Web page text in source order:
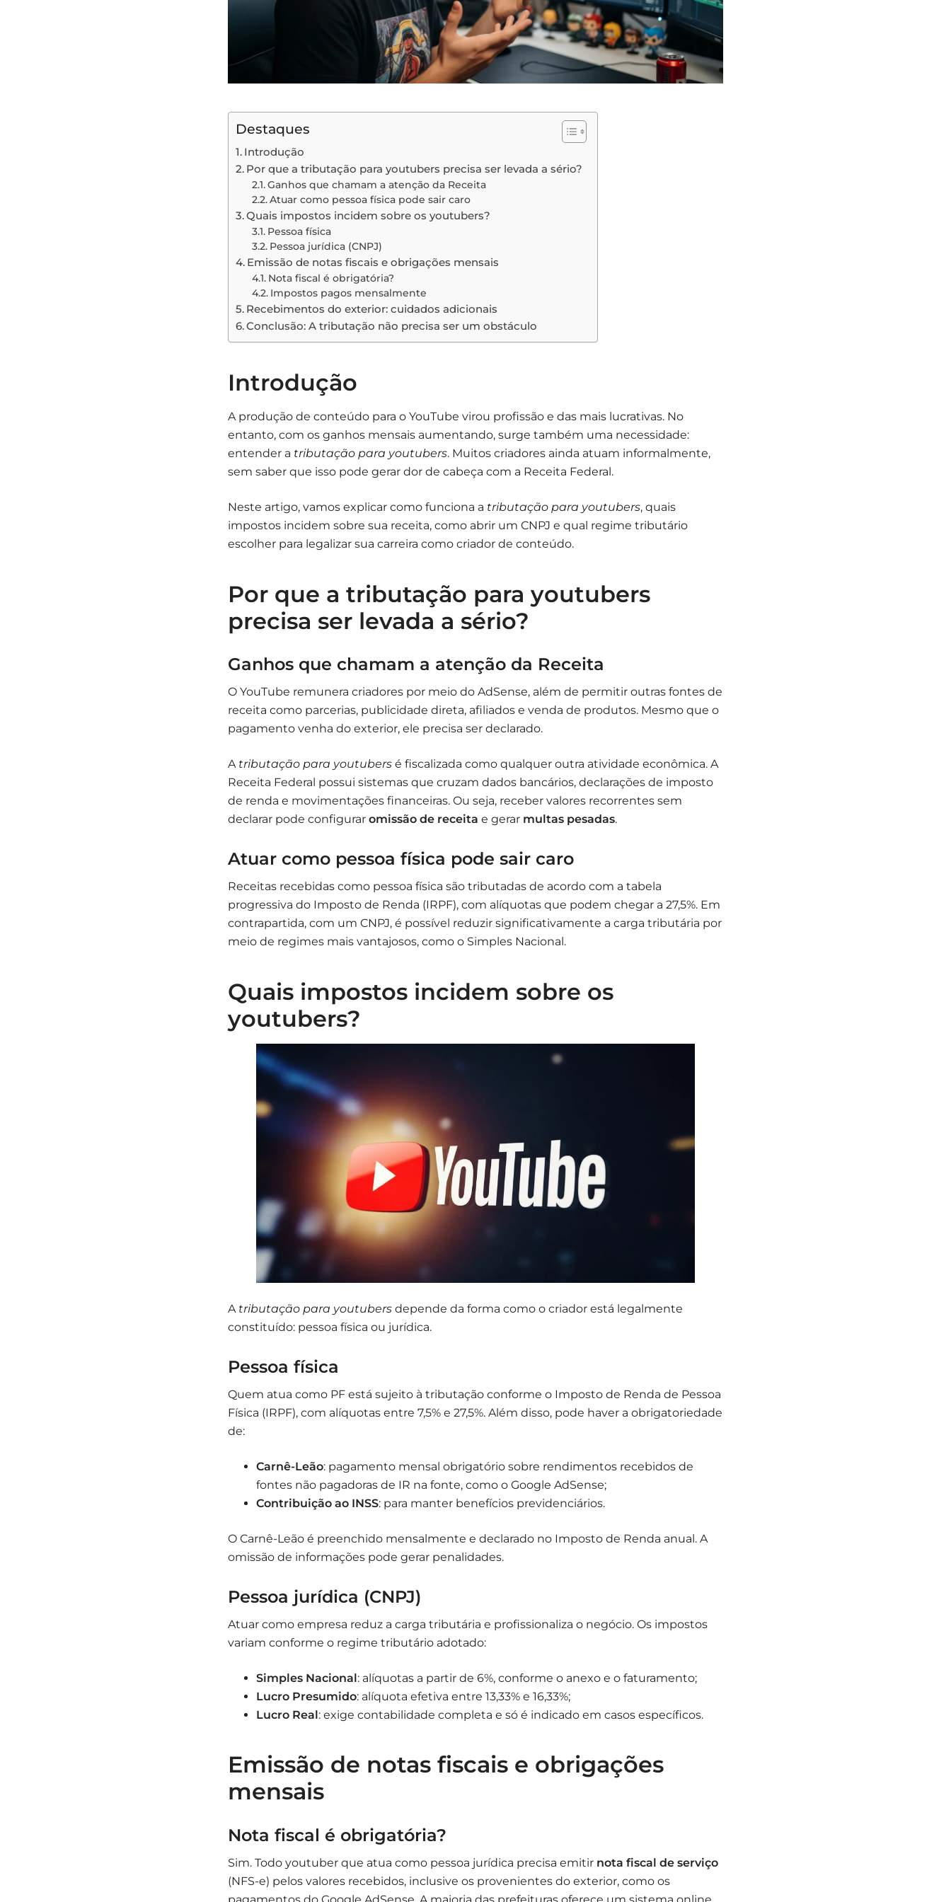
Destaques
Introdução
Por que a tributação para youtubers precisa ser levada a sério?
Ganhos que chamam a atenção da Receita
Atuar como pessoa física pode sair caro
Quais impostos incidem sobre os youtubers?
Pessoa física
Pessoa jurídica (CNPJ)
Emissão de notas fiscais e obrigações mensais
Nota fiscal é obrigatória?
Impostos pagos mensalmente
Recebimentos do exterior: cuidados adicionais
Conclusão: A tributação não precisa ser um obstáculo
Introdução
A produção de conteúdo para o YouTube virou profissão e das mais lucrativas. No
entanto, com os ganhos mensais aumentando, surge também uma necessidade:
entender a tributação para youtubers. Muitos criadores ainda atuam informalmente,
sem saber que isso pode gerar dor de cabeça com a Receita Federal.
Neste artigo, vamos explicar como funciona a tributação para youtubers, quais
impostos incidem sobre sua receita, como abrir um CNPJ e qual regime tributário
escolher para legalizar sua carreira como criador de conteúdo.
Por que a tributação para youtubers
precisa ser levada a sério?
Ganhos que chamam a atenção da Receita
O YouTube remunera criadores por meio do AdSense, além de permitir outras fontes de
receita como parcerias, publicidade direta, afiliados e venda de produtos. Mesmo que o
pagamento venha do exterior, ele precisa ser declarado.
A tributação para youtubers é fiscalizada como qualquer outra atividade econômica. A
Receita Federal possui sistemas que cruzam dados bancários, declarações de imposto
de renda e movimentações financeiras. Ou seja, receber valores recorrentes sem
declarar pode configurar omissão de receita e gerar multas pesadas.
Atuar como pessoa física pode sair caro
Receitas recebidas como pessoa física são tributadas de acordo com a tabela
progressiva do Imposto de Renda (IRPF), com alíquotas que podem chegar a 27,5%. Em
contrapartida, com um CNPJ, é possível reduzir significativamente a carga tributária por
meio de regimes mais vantajosos, como o Simples Nacional.
Quais impostos incidem sobre os
youtubers?
A tributação para youtubers depende da forma como o criador está legalmente
constituído: pessoa física ou jurídica.
Pessoa física
Quem atua como PF está sujeito à tributação conforme o Imposto de Renda de Pessoa
Física (IRPF), com alíquotas entre 7,5% e 27,5%. Além disso, pode haver a obrigatoriedade
de:
Carnê-Leão: pagamento mensal obrigatório sobre rendimentos recebidos de
fontes não pagadoras de IR na fonte, como o Google AdSense;
Contribuição ao INSS: para manter benefícios previdenciários.
O Carnê-Leão é preenchido mensalmente e declarado no Imposto de Renda anual. A
omissão de informações pode gerar penalidades.
Pessoa jurídica (CNPJ)
Atuar como empresa reduz a carga tributária e profissionaliza o negócio. Os impostos
variam conforme o regime tributário adotado:
Simples Nacional: alíquotas a partir de 6%, conforme o anexo e o faturamento;
Lucro Presumido: alíquota efetiva entre 13,33% e 16,33%;
Lucro Real: exige contabilidade completa e só é indicado em casos específicos.
Emissão de notas fiscais e obrigações
mensais
Nota fiscal é obrigatória?
Sim. Todo youtuber que atua como pessoa jurídica precisa emitir nota fiscal de serviço
(NFS-e) pelos valores recebidos, inclusive os provenientes do exterior, como os